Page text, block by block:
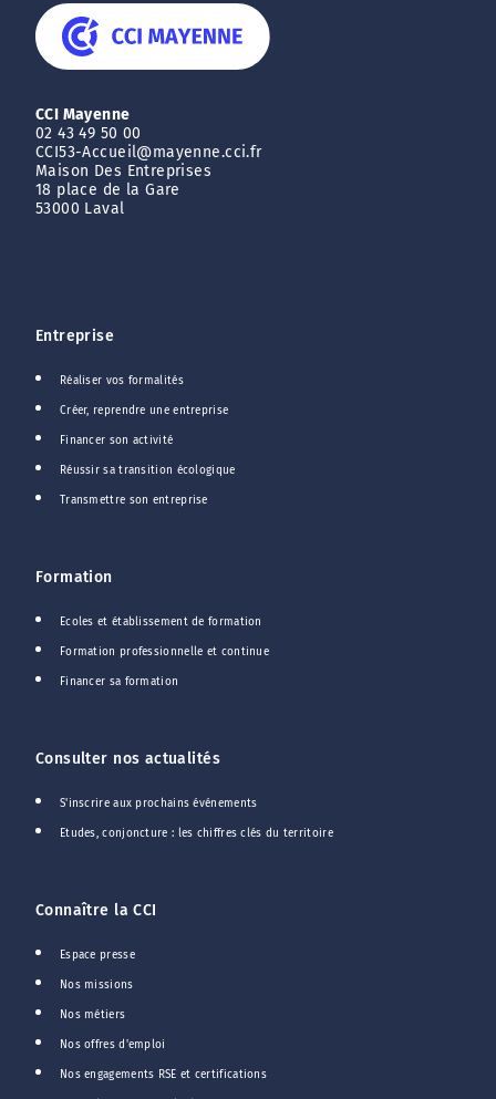
CCI Mayenne
02 43 49 50 00
CCI53-Accueil@mayenne.cci.fr
Maison Des Entreprises
18 place de la Gare
53000 Laval
Entreprise
Réaliser vos formalités
Créer, reprendre une entreprise
Financer son activité
Réussir sa transition écologique
Transmettre son entreprise
Formation
Ecoles et établissement de formation
Formation professionnelle et continue
Financer sa formation
Consulter nos actualités
S'inscrire aux prochains événements
Etudes, conjoncture : les chiffres clés du territoire
Connaître la CCI
Espace presse
Nos missions
Nos métiers
Nos offres d'emploi
Nos engagements RSE et certifications